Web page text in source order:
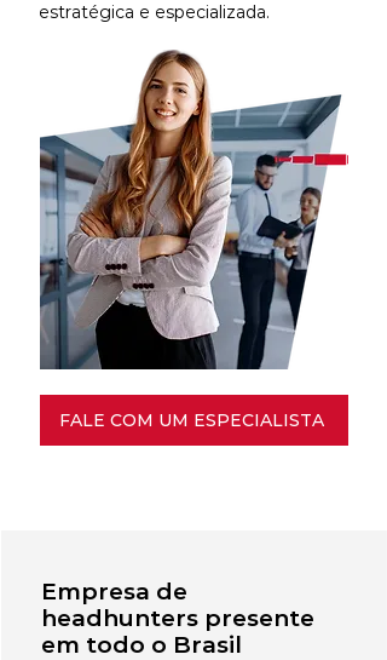
estratégica e especializada.
FALE COM UM ESPECIALISTA
Empresa de
headhunters presente
em todo o Brasil